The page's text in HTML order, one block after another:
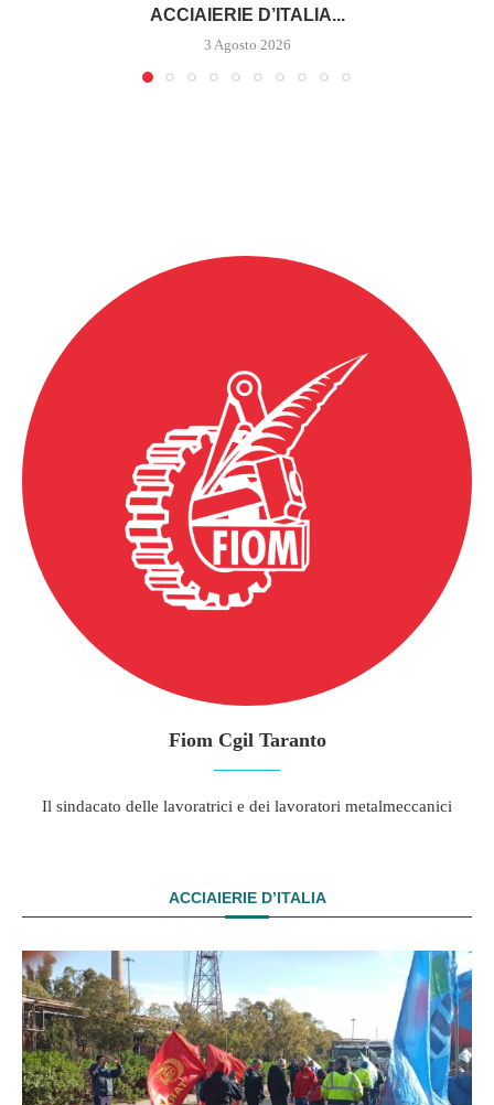
ACCIAIERIE D’ITALIA...
3 Agosto 2026
Fiom Cgil Taranto
Il sindacato delle lavoratrici e dei lavoratori metalmeccanici
ACCIAIERIE D’ITALIA